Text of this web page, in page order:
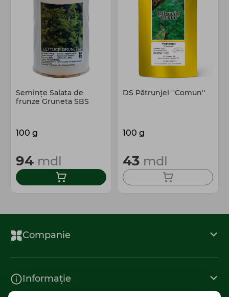
Semințe Salata de
frunze Gruneta SBS
100 g
94 mdl
DS Pătrunjel ''Comun''
100 g
43 mdl
Companie
Informație